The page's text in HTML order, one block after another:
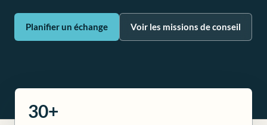
Planifier un échange Voir les missions de conseil
30+